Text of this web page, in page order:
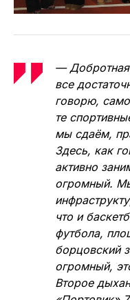
— Добротная
все
говорю,
те
мы сдаём,
Здесь, как
активно
огромный.
что и
футбола,
борцовский
огромный,
Второе